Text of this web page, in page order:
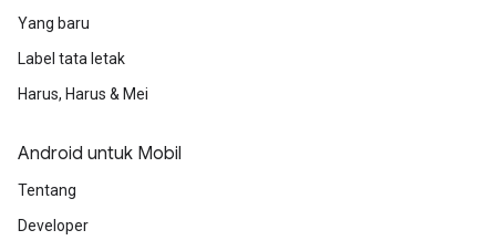
Yang baru
Label tata letak
Harus, Harus & Mei
Android untuk Mobil
Tentang
Developer